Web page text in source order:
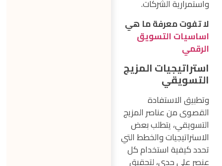
واستمرارية الشركات.
لا تفوت معرفة ما هي
اساسيات التسويق
الرقمي
استراتيجيات المزيج
التسويقي
وتطبيق الاستفادة
القصوى من عناصر المزيج
التسويقي، يتطلب بعض
الاستراتيجيات والخطط التي
تحدد كيفية استخدام كل
عنصر على حدى، لتحقيق